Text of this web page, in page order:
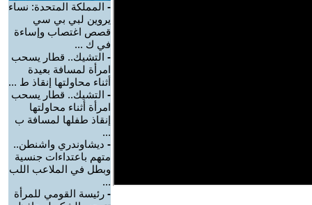
- المملكة المتحدة: نساء
يروين لبي بي سي
قصص اغتصاب وإساءة
في ك ...
- التشيك.. قطار يسحب
امرأة لمسافة بعيدة
أثناء محاولتها إنقاذ ط ...
- التشيك.. قطار يسحب
امرأة أثناء محاولتها
إنقاذ طفلها لمسافة ب
...
- ديشاوندري واشنطن..
متهم باعتداءات جنسية
وبطل في الملاعب اللب
...
- رئيسة القومي للمرأة